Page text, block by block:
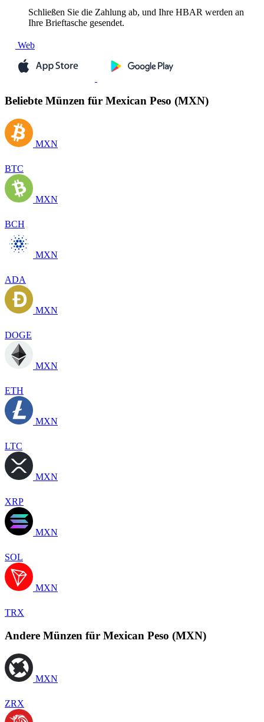
Schließen Sie die Zahlung ab, und Ihre HBAR werden an
Ihre Brieftasche gesendet.
Web
Beliebte Münzen für Mexican Peso (MXN)
MXN
BTC
MXN
BCH
MXN
ADA
MXN
DOGE
MXN
ETH
MXN
LTC
MXN
XRP
MXN
SOL
MXN
TRX
Andere Münzen für Mexican Peso (MXN)
MXN
ZRX